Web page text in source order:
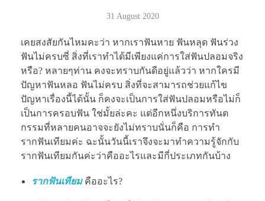
31 August 2020
เคยสงสัยกันไหมคะว่า หากเราฟันหาย ฟันหลุด ฟันร่วง
ฟันไม่ครบซี่ สิ่งที่เราทำได้มีเพียงแค่การใส่ฟันปลอมจริง
หรือ? หลายๆท่าน คงจะทราบกันดีอยู่แล้วว่า หากใครมี
ปัญหาฟันหลอ ฟันไม่ครบ สิ่งที่จะสามารถช่วยแก้ไข
ปัญหาเรื่องนี้ได้นั้น ก็คงจะเป็นการใส่ฟันปลอมหรือไม่ก็
เป็นการครอบฟัน ใช่มั้ยล่ะคะ แต่อีกหนึ่งบริการทันต
กรรมที่หลายคนอาจจะยังไม่ทราบนั่นก็คือ การทำ
รากฟันเทียมค่ะ ฉะนั้นวันนี้เราจึงจะมาทำความรู้จักกับ
รากฟันเทียมกันค่ะว่าคืออะไรและมีกี่ประเภทกันบ้าง
รากฟันเทียมคืออะไร?